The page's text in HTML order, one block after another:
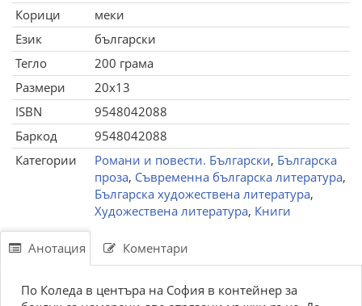
Корици
меки
Език
български
Тегло
200 грама
Размери
20x13
ISBN
9548042088
Баркод
9548042088
Категории
Романи и повести. Български, Българска
проза, Съвременна българска литература,
Българска художествена литература,
Художествена литература, Книги
Анотация Коментари
По Коледа в центъра на София в контейнер за